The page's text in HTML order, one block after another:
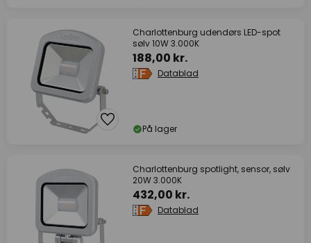
Charlottenburg udendørs LED-spot
sølv 10W 3.000K
188,00 kr.
Datablad
På lager
Charlottenburg spotlight, sensor, sølv
20W 3.000K
432,00 kr.
Datablad